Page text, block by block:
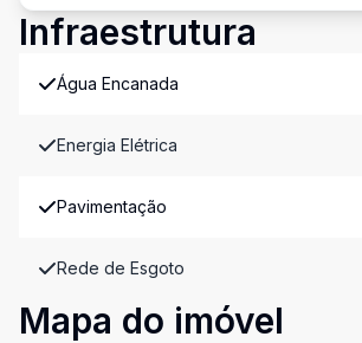
Infraestrutura
Água Encanada
Energia Elétrica
Pavimentação
Rede de Esgoto
Mapa do imóvel